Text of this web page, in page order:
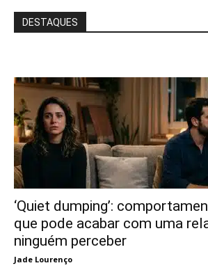
DESTAQUES
‘Quiet dumping’:
que pode acabar com uma
ninguém perceber
Jade Lourenço